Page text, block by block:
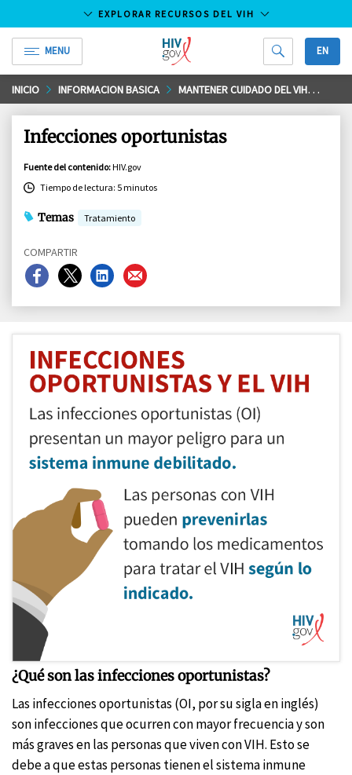
Saltar
al
contenido
principal
EXPLORAR RECURSOS DEL VIH
MENU
HIV.gov
EN
INICIO INFORMACION BASICA MANTENER CUIDADO DEL VIH
Infecciones oportunistas
Fuente del contenido:HIV.gov
Tiempo de lectura: 5 minutos
Temas Tratamiento
COMPARTIR
Compartir
en
Compartir
en
Compartir
en
Compartir
en
¿Qué son las infecciones oportunistas?
Las infecciones oportunistas (OI, por su sigla en inglés)
son infecciones que ocurren con mayor frecuencia y son
más graves en las personas que viven con VIH. Esto se
debe a que estas personas tienen el sistema inmune